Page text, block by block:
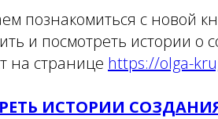
познакомиться с новой
и посмотреть истории о
на странице https://olga-
ИСТОРИИ